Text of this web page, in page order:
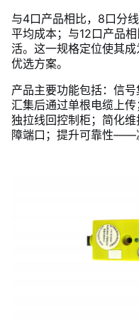
与4口产品相比，8口分
平均成本；与12口产品
活。这一规格定位使其
优选方案。
产品主要功能包括：信
汇集后通过单根电缆上
独拉线回控制柜；简化
障端口；提升可靠性——